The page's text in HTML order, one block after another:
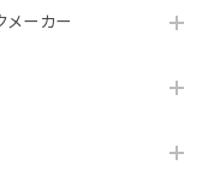
メーカー